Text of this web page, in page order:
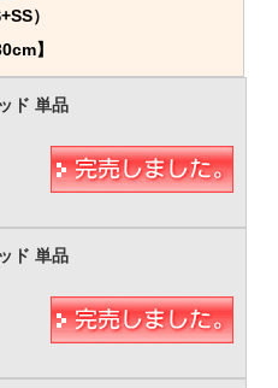
）
】